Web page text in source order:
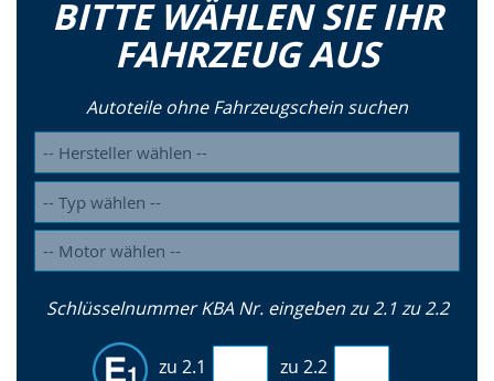
BITTE WÄHLEN SIE IHR
FAHRZEUG AUS
Autoteile ohne Fahrzeugschein suchen
Schlüsselnummer KBA Nr. eingeben zu 2.1 zu 2.2
zu 2.1 zu 2.2